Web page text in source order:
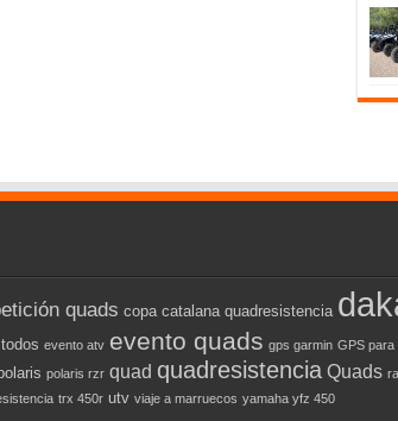
quads copa catalana quadresistencia
evento atv evento quads gps garmin GPS para
polaris rzr quad quadresistencia Quads
trx 450r utv viaje a marruecos yamaha yfz 450